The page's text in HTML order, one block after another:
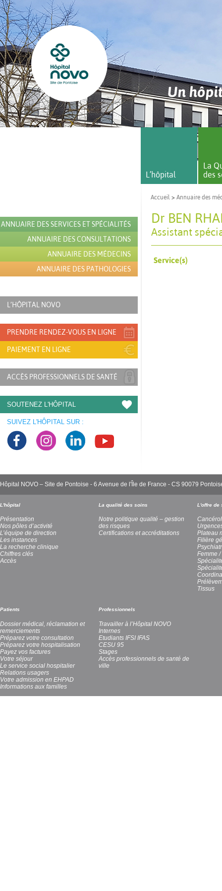
Un
ANNUAIRE DES SERVICES ET SPÉCIALITÉS
ANNUAIRE DES CONSULTATIONS
ANNUAIRE DES MÉDECINS
ANNUAIRE DES PATHOLOGIES
L’HÔPITAL NOVO
PRENDRE RENDEZ-VOUS EN LIGNE
PAIEMENT EN LIGNE
ACCÈS PROFESSIONNELS DE SANTÉ
SOUTENEZ L'HÔPITAL
SUIVEZ L'HÔPITAL SUR :
L’hôpital
La
des
Accueil > Annuaire des
Dr BEN
Assistant
Service(s)
Hôpital NOVO – Site de Pontoise - 6 Avenue de l'Île de France - CS 90079
L'hôpital
Présentation
Nos pôles d’activité
L’équipe de direction
Les instances
La recherche clinique
Chiffres clés
Accès
La qualité des soins
Notre politique qualité – gestion
des risques
Certifications et accréditations
L'offre de
Plateau
Filière
Femme /
Tissus
Patients
Dossier médical, réclamation et
remerciements
Préparez votre consultation
Préparez votre hospitalisation
Payez vos factures
Votre séjour
Le service social hospitalier
Relations usagers
Votre admission en EHPAD
Informations aux familles
Professionnels
Travailler à l’Hôpital NOVO
Internes
Etudiants IFSI IFAS
CESU 95
Stages
Accès professionnels de santé de
ville